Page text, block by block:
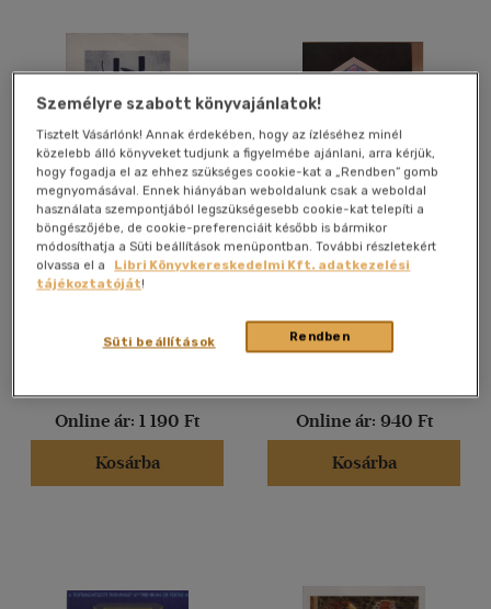
Lengyel Kulturális Plakát -
Műcsarnok, Budapest 1981
február 20-március 22.
Online ár: 1 190 Ft
Kosárba
Morvay
Antikvár partner
Online ár: 940 Ft
Kosárba
Személyre szabott könyvajánlatok!
Tisztelt Vásárlónk! Annak érdekében, hogy az ízléséhez minél
közelebb álló könyveket tudjunk a figyelmébe ajánlani, arra kérjük,
hogy fogadja el az ehhez szükséges cookie-kat a „Rendben” gomb
megnyomásával. Ennek hiányában weboldalunk csak a weboldal
használata szempontjából legszükségesebb cookie-kat telepíti a
böngészőjébe, de cookie-preferenciáit később is bármikor
módosíthatja a Süti beállítások menüpontban. További részletekért
olvassa el a
Libri Könyvkereskedelmi Kft. adatkezelési
tájékoztatóját!
Rendben
Süti beállítások